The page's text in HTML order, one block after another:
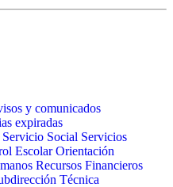
y comunicados
expiradas
Social Servicios
EscolarOrientación
Recursos Financieros
Técnica